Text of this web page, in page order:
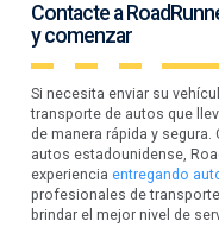
Contacte a
y comenzar
Si necesita enviar su
transporte de autos que
de manera rápida y
autos estadounidense,
experienciaentregando
profesionales de
brindar el mejor nivel de